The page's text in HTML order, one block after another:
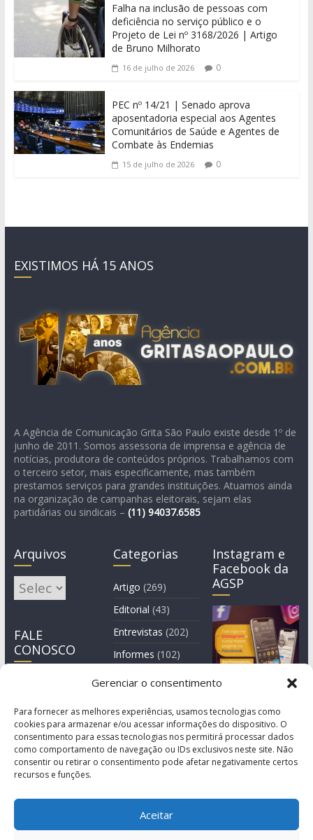
Gerenciar o consentimento
Para fornecer as melhores experiências, usamos tecnologias como
cookies para armazenar e/ou acessar informações do dispositivo. O
consentimento para essas tecnologias nos permitirá processar dados
como comportamento de navegação ou IDs exclusivos neste site. Não
consentir ou retirar o consentimento pode afetar negativamente certos
recursos e funções.
Aceitar
Falha na inclusão de pessoas com
deficiência no serviço público e o
Projeto de Lei nº 3168/2026 | Artigo
de Bruno Milhorato
16 de julho de 2026 0
PEC nº 14/21 | Senado aprova
aposentadoria especial aos Agentes
Comunitários de Saúde e Agentes de
Combate às Endemias
15 de julho de 2026 0
EXISTIMOS HÁ 15 ANOS
A Agência de Comunicação Grita São Paulo existe desde 1º de
junho de 2011. Somos assessoria de imprensa e agência de
notícias, produtora de conteúdos próprios. Trabalhamos com
o terceiro setor, mais especificamente, mas também
prestamos serviços para grandes instituições. Atuamos ainda
na organização de campanhas eleitorais, sejam elas
partidárias ou sindicais – (11) 94037.6585
Arquivos
Arquivos
FALE
CONOSCO
Categorias
Artigo (269)
Editorial (43)
Entrevistas (202)
Informes (102)
Manchete
Instagram e
Facebook da
AGSP